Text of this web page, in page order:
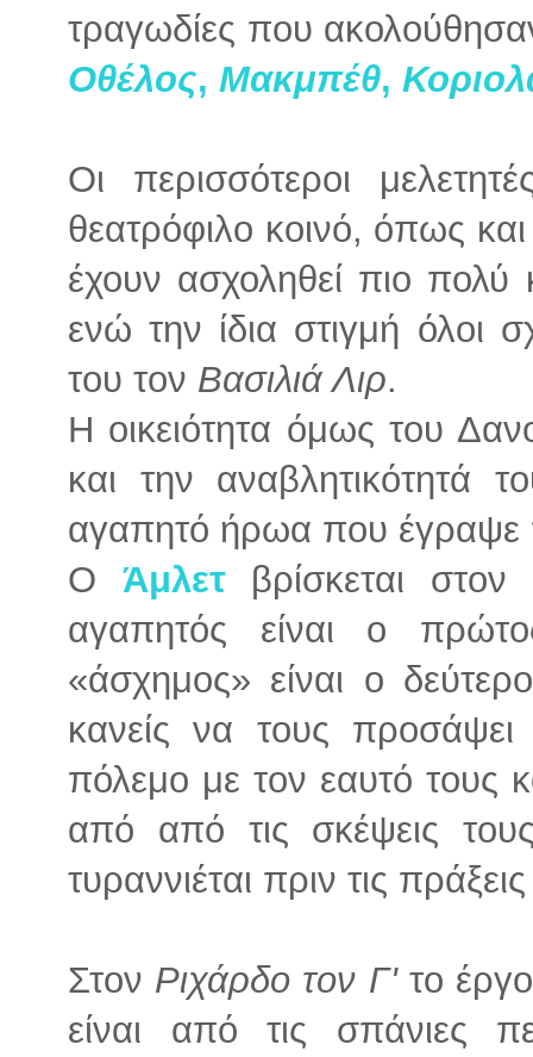
τραγωδίες που
Οθέλος, Μακμπέθ,
Οι περισσότεροι
θεατρόφιλο κοινό, όπως
έχουν ασχοληθεί πιο
ενώ την ίδια στιγμή όλοι
του τον Βασιλιά Λιρ.
Η οικειότητα όμως του
και την αναβλητικότητά
αγαπητό ήρωα που έγραψε
Ο Άμλετβρίσκεται
αγαπητός είναι ο
«άσχημος» είναι ο
κανείς να τους προσάψει
πόλεμο με τον εαυτό τους
από από τις σκέψεις
τυραννιέται πριν τις
Στον Ριχάρδο τον Γ'το
είναι από τις σπάνιες